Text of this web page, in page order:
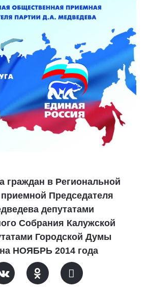
граждан в Региональной
Председателя
депутатами
Собрания Калужской
Городской Думы
НОЯБРЬ 2014 года